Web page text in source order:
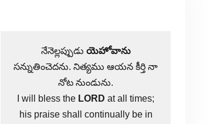
నేనెల్లప్పుడు యెహోవాను
సన్నుతించెదను. నిత్యము ఆయన కీర్తి నా
నోట నుండును.
I will bless the LORD at all times;
his praise shall continually be in